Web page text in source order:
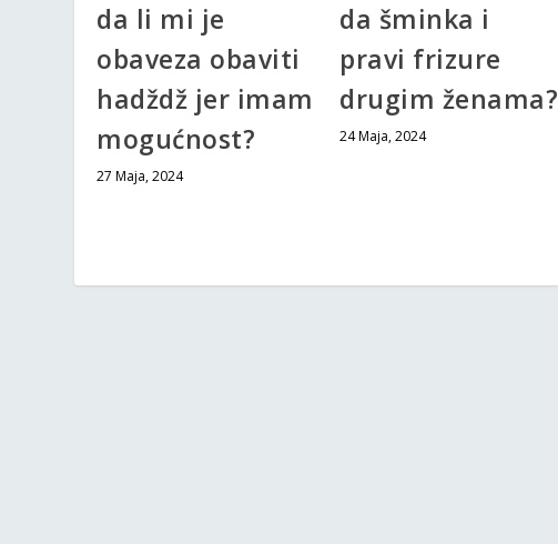
da li mi je
obaveza obaviti
hadždž jer imam
mogućnost?
27 Maja, 2024
da šminka i
pravi frizure
drugim ženama?
24 Maja, 2024